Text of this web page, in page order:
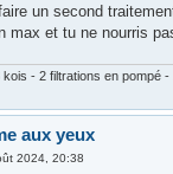
un second
max et tu ne nourris
- 2 filtrations en pompé
aux yeux
2024, 20:38